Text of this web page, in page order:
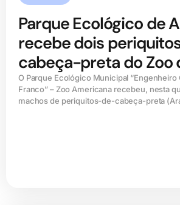
Parque Ecológico de
recebe dois
cabeça-preta do Zoo
O Parque Ecológico Municipal “Engenheiro
Franco” – Zoo Americana recebeu, nesta
machos de periquitos-de-cabeça-preta